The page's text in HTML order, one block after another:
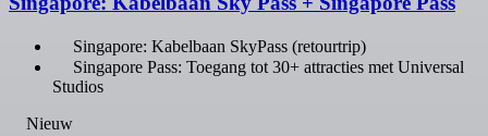
Singapore: Kabelbaan SkyPass (retourtrip)
Singapore Pass: Toegang tot 30+ attracties met Universal
Studios
Nieuw